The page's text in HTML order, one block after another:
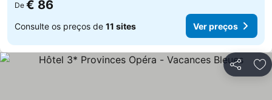
De € 86
Consulte os preços de 11 sites Ver preços
Partilhar